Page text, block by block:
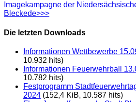
Imagekampagne der
Bleckede>>>
Die letzten Downloads
Informationen Wettbewerbe
10.932 hits)
Informationen Feuerwehrball
10.782 hits)
Festprogramm
2024 (152,4 KiB, 10.587 hits)